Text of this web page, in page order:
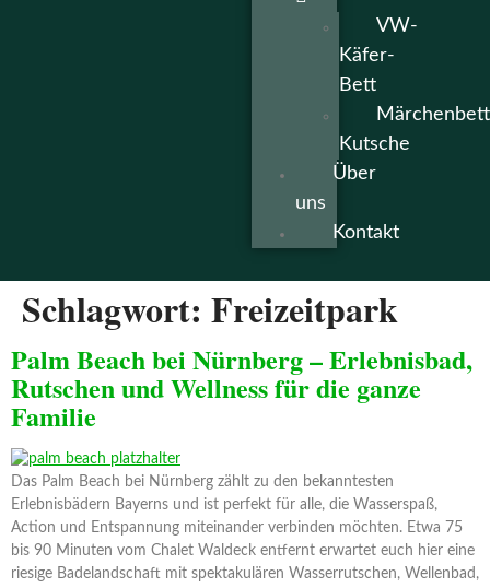
VW-
Käfer-
Bett
Märchenbett
Kutsche
Über
uns
Kontakt
Schlagwort: Freizeitpark
Palm Beach bei Nürnberg – Erlebnisbad,
Rutschen und Wellness für die ganze
Familie
Das Palm Beach bei Nürnberg zählt zu den bekanntesten
Erlebnisbädern Bayerns und ist perfekt für alle, die Wasserspaß,
Action und Entspannung miteinander verbinden möchten. Etwa 75
bis 90 Minuten vom Chalet Waldeck entfernt erwartet euch hier eine
riesige Badelandschaft mit spektakulären Wasserrutschen, Wellenbad,